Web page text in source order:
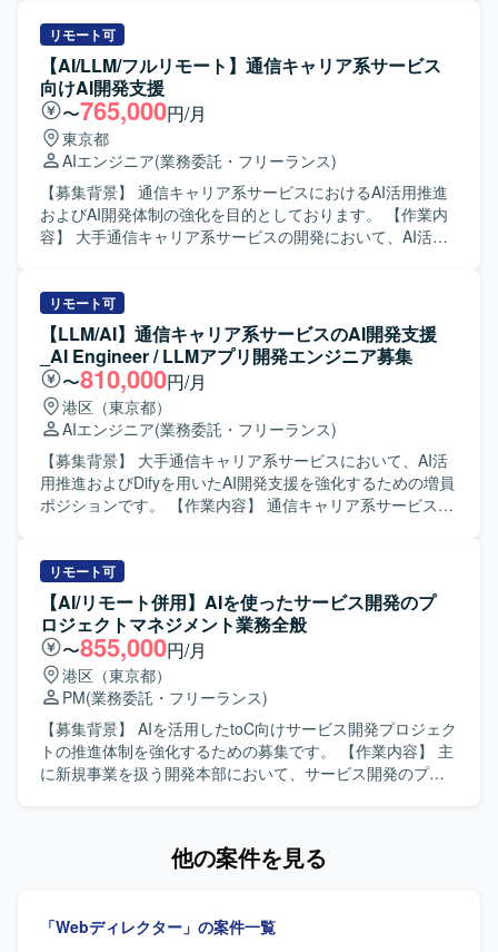
おいて、上流から一連のプロジェクト推進に関わることが
できます。 業務・事業側とシステム側の両方と関わりなが
ら、要件整理や仕様調整のスキルを高めることができる環
境です。 【開発環境】 WEBおよびスマホアプリを対象とし
たシステム開発プロジェクトとなり、複数ベンダーが参画
する環境での開発・管理体制となります。
題解決を推進していただきます。ローカル開発環境の構築
から、AI/LLMアプリケーションの開発、テストおよび評価
までを一貫してご担当いただきます。既存プロジェクトの
引き継ぎを行い、その後の継続開発や改善対応を実施して
いただきます。また、クライアントの運用方針やプロセス
に沿った形でプロジェクトを推進し、要望の整理や調整を
行いながら開発を進めていただきます。 【求める人物像】
AI/LLM技術への関心が高く、新しいツールや手法を主体的
にキャッチアップしながら開発を推進できる方を求めてい
ます。ローカル環境構築やAIテスト・評価までを自走でき
す。クライアントとのコミュニケーションを通じて要件や
課題を整理し、柔軟かつ主体的に行動できる方が望ましい
です。 【ポジションの魅力】 大手通信キャリア系サービス
において、生成AIやLLMを活用したアプリケーション開発
に深く関わることができるポジションです。利用環境やセ
キュリティ要件などの制約がある中で、AI駆動開発の実現
に向けた技術検証や課題解決に取り組むことで、実践的な
知見を蓄積できます。Difyをはじめとした最新のAI開発ツー
ルや評価手法を活用しながら、AIエンジニアとしてのスキ
ルを高めていただけます。 【開発環境】 Difyや各種LLMを
や評価ツールを用いて品質検証を実施いたします。API連携
やプロンプトおよびワークフロー設計を通じて、AIアプリ
ケーションの機能拡張や改善に取り組んでいただきます。
リモート可
【AI/LLM/フルリモート】通信キャリア系サービス
向けAI開発支援
〜765,000円/月
東京都
AIエンジニア(業務委託・フリーランス)
【募集背景】 通信キャリア系サービスにおけるAI活用推進
およびAI開発体制の強化を目的としております。 【作業内
容】 大手通信キャリア系サービスの開発において、AI活用
動開発の実現に向けた技術検証や課題解決を推進いただき
ます。 想定される具体的な作業としては、ローカル環境構
築、AI/LLMアプリケーションの開発、AIテストおよび評
価、既存プロジェクトの引き継ぎおよび継続対応、クライ
アントの運用に沿ったプロジェクト推進などがあります。
【求める人物像】 AI/LLM領域の技術トレンドに関心を持
ち、自走してキャッチアップできる方を求めております。
制約条件が多い環境下でも主体的に課題を発見し、粘り強
く解決に取り組める方です。 クライアントやチームと円滑
にコミュニケーションを取りながら、継続的なサービス改
を活用した先進的な取り組みに関わることができます。 AI
駆動開発の技術検証から実運用を見据えた開発まで幅広く
経験でき、AIアプリケーション開発のスキルを総合的に高
めることができます。 Difyをはじめとする最新のAI開発基
盤やツールを用いた実践的な開発経験を積むことができま
す。 【開発環境】 Dify、LLM/生成AIアプリ、ローカル開発
環境、AIテスト・評価ツール、API連携、プロンプトおよび
ワークフロー設計などの環境で開発を行います。
リモート可
【LLM/AI】通信キャリア系サービスのAI開発支援
_AI Engineer / LLMアプリ開発エンジニア募集
〜810,000円/月
港区（東京都）
AIエンジニア(業務委託・フリーランス)
【募集背景】 大手通信キャリア系サービスにおいて、AI活
用推進およびDifyを用いたAI開発支援を強化するための増員
ポジションです。 【作業内容】 通信キャリア系サービスに
発、AIテストおよび評価の実施、既存プロジェクトの引き
継ぎと継続対応、クライアントの運用に沿ったプロジェク
ト推進などをご担当いただきます。 【求める人物像】
AI/LLM領域の技術動向に関心が高く、自ら課題を発見し主
体的に解決へと導いていける方を求めています。複数ステ
ークホルダーとのコミュニケーションを円滑に行いなが
ら、クライアントの要望を踏まえた提案や改善を進められ
る方が望ましいです。 【ポジションの魅力】 利用環境やセ
キュリティ要件による制約がある中で、AI駆動開発の実現
に向けた技術検証や課題解決をリードできる、チャレンジ
Dify、LLM/生成AIアプリ、ローカル開発環境、AIテスト・評
リモート可
【AI/リモート併用】AIを使ったサービス開発のプ
ロジェクトマネジメント業務全般
〜855,000円/月
港区（東京都）
PM(業務委託・フリーランス)
【募集背景】 AIを活用したtoC向けサービス開発プロジェク
トの推進体制を強化するための募集です。 【作業内容】 主
に新規事業を扱う開発本部において、サービス開発のプロ
求・要件定義から開発、テスト、リリースまでの開発ディ
ーティングを行います。 ・開発ロードマップやマイルスト
他の案件を見る
「Webディレクター」の案件一覧